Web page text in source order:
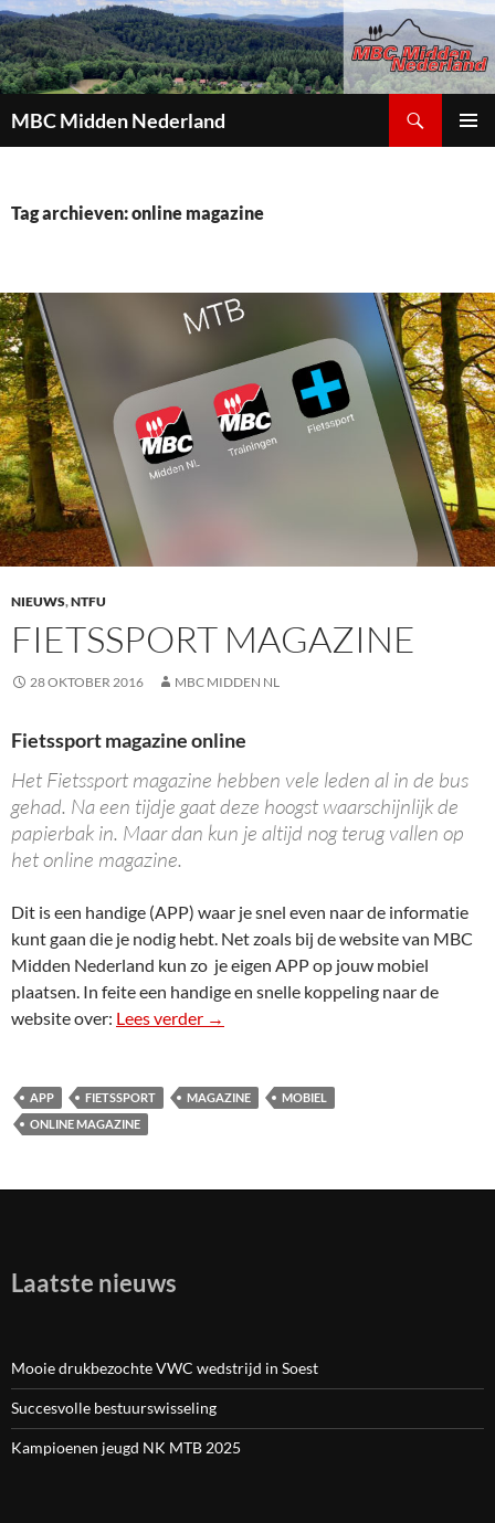
MBC Midden Nederland
INHOUD
Tag archieven: online magazine
NIEUWS,NTFU
FIETSSPORT MAGAZINE
28 OKTOBER 2016 MBC MIDDEN NL
Fietssport magazine online
Het Fietssport magazine hebben vele leden al in de bus
gehad. Na een tijdje gaat deze hoogst waarschijnlijk de
papierbak in. Maar dan kun je altijd nog terug vallen op
het online magazine.
Dit is een handige (APP) waar je snel even naar de informatie
kunt gaan die je nodig hebt. Net zoals bij de website van MBC
Midden Nederland kun zo je eigen APP op jouw mobiel
plaatsen. In feite een handige en snelle koppeling naar de
website over: Lees verder Fietssport magazine
→
APP FIETSSPORT MAGAZINE
MOBIEL
ONLINE MAGAZINE
Laatste nieuws
Mooie drukbezochte VWC wedstrijd in Soest
Succesvolle bestuurswisseling
Kampioenen jeugd NK MTB 2025